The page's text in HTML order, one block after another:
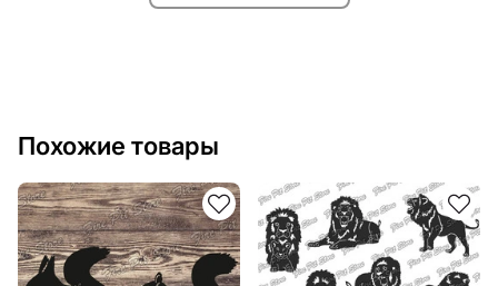
текст, изображение, логотип вашей компании или
Если у вас остались вопросы или вам нужна помощь,
свяжитесь с нами в любое время, мы всегда готовы
помочь.
Похожие товары